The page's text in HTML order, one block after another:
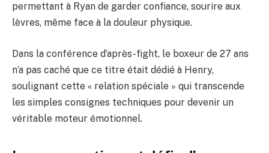
permettant à Ryan de garder confiance, sourire aux
lèvres, même face à la douleur physique.
Dans la conférence d’après-fight, le boxeur de 27 ans
n’a pas caché que ce titre était dédié à Henry,
soulignant cette « relation spéciale » qui transcende
les simples consignes techniques pour devenir un
véritable moteur émotionnel.